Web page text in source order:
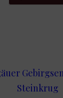
Steinkrug